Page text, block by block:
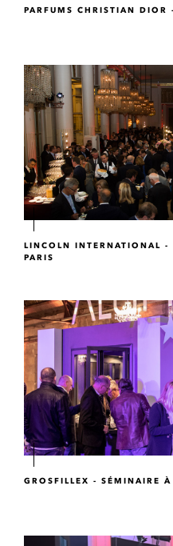
PARFUMS CHRISTIAN DIOR
LINCOLN INTERNATIONAL
PARIS
GROSFILLEX - SÉMINAIRE À